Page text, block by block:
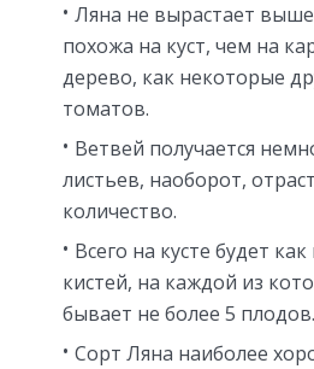
Ляна не вырастает
похожа на куст, чем на
дерево, как некоторые
томатов.
Ветвей получается
листьев, наоборот,
количество.
Всего на кусте будет
кистей, на каждой из
бывает не более 5 плодов.
Сорт Ляна наиболее